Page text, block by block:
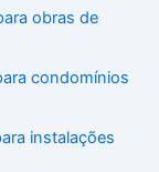
obras de
condomínios
instalações